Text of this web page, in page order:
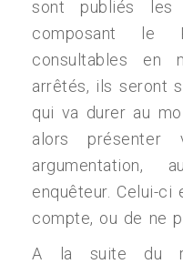
sont publiés les
composant le
consultables en
arrêtés, ils seront
qui va durer au
alors présenter
argumentation,
enquêteur. Celui-
compte, ou de ne
A la suite du